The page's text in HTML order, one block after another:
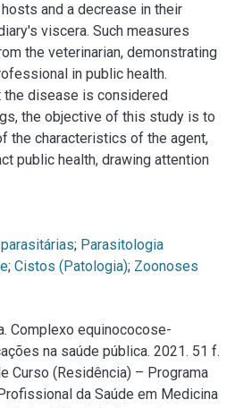
and a decrease in their
viscera. Such measures
the veterinarian, demonstrating
in public health.
the disease is considered
the objective of this study is to
the characteristics of the agent,
public health, drawing attention
; Parasitologia
; Cistos (Patologia); Zoonoses
Complexo equinococose-
na saúde pública. 2021. 51 f.
Curso (Residência) – Programa
da Saúde em Medicina